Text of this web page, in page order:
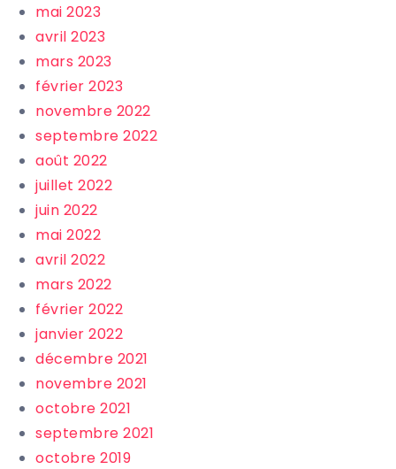
mai 2023
avril 2023
mars 2023
février 2023
novembre 2022
septembre 2022
août 2022
juillet 2022
juin 2022
mai 2022
avril 2022
mars 2022
février 2022
janvier 2022
décembre 2021
novembre 2021
octobre 2021
septembre 2021
octobre 2019